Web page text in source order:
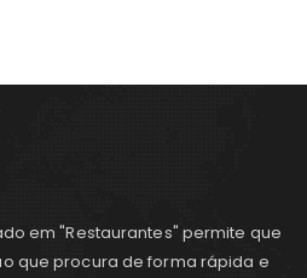
em "Restaurantes" permite que
que procura de forma rápida e